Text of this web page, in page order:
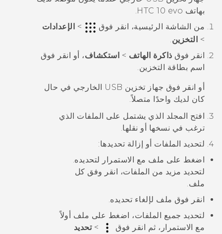
بهاتف HTC 10 evo
.
من الشاشة
الرئيسية، انقر فوق >
الإعدادات
> التخزين
انقر فوق ذاكرة الهاتف > استكشاف، أو انقر فوق
اسم بطاقة التخزين.
أو انقر فوق جهاز تخزين USB الخارجي في حال
كان لديك واحدًا متصلاً.
افتح المجلد الذي يشتمل على الملفات الذي
ترغب في نسخها أو نقلها.
لتحديد الملفات أو إزالة تحديدها:
اضغط على ملف مع الاستمرار لتحديده.
لتحديد مزيد من الملفات، انقر وفق كل
ملف.
انقر فوق ملف لإلغاء تحديده.
لتحديد جميع الملفات، اضغط على ملف أولاً
مع الاستمرار، ثم انقر فوق
>تحديد